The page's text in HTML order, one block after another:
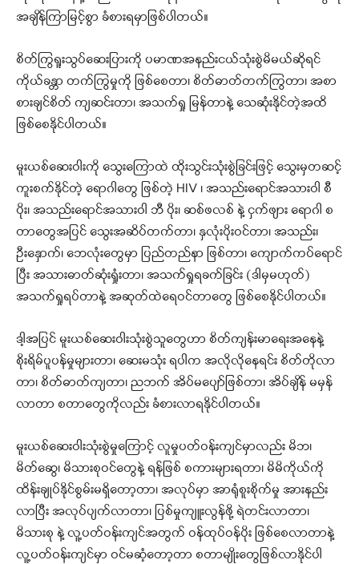
အချိန်ကြာမြင့်စွာ ခံစားရမှာဖြစ်ပါတယ်။
စိတ်ကြွရူးသွပ်ဆေးပြားကို ပမာဏအနည်းငယ်သုံးစွဲမိမယ်ဆိုရင်
ကိုယ်ခန္တာ တက်ကြွမှုကို ဖြစ်စေတာ၊ စိတ်ဓာတ်တက်ကြွတာ၊ အစာ
စားချင်စိတ် ကျဆင်းတာ၊ အသက်ရှု မြန်တာနဲ့ သေဆုံးနိုင်တဲ့အထိ
ဖြစ်စေနိုင်ပါတယ်။
မူးယစ်ဆေးဝါးကို သွေးကြောထဲ ထိုးသွင်းသုံးစွဲခြင်းဖြင့် သွေးမှတဆင့်
ကူးစက်နိုင်တဲ့ ရောဂါတွေ ဖြစ်တဲ့ HIV ၊ အသည်းရောင်အသားဝါ စီ
ပိုး၊ အသည်းရောင်အသားဝါ ဘီ ပိုး၊ ဆစ်ဖလစ် နဲ့ ငှက်ဖျား ရောဂါ စ
တာတွေအပြင် သွေးအဆိပ်တက်တာ၊ နှလုံးပိုးဝင်တာ၊ အသည်း၊
ဦးနှောက်၊ ဘေလုံးတွေမှာ ပြည်တည်နာ ဖြစ်တာ၊ ကျောက်ကပ်ရောင်
ပြီး အသားဓာတ်ဆုံးရှုံးတာ၊ အသက်ရှုရခက်ခြင်း (ဒါမှမဟုတ်)
အသက်ရှုရပ်တာနဲ့ အဆုတ်ထဲရေဝင်တာတွေ ဖြစ်စေနိုင်ပါတယ်။
ဒါ့အပြင် မူးယစ်ဆေးဝါးသုံးစွဲသူတွေဟာ စိတ်ကျန်းမာရေးအနေနဲ့
စိုးရိမ်ပူပန်မှုများတာ၊ ဆေးမသုံး ရပါက အလိုလိုနေရင်း စိတ်တိုလာ
တာ၊ စိတ်ဓာတ်ကျတာ၊ ညဘက် အိပ်မပျော်ဖြစ်တာ၊ အိပ်ချိန် မမှန်
လာတာ စတာတွေကိုလည်း ခံစားလာရနိုင်ပါတယ်။
မူးယစ်ဆေးဝါးသုံးစွဲမှုကြောင့် လူမှုပတ်ဝန်းကျင်မှာလည်း မိဘ၊
မိတ်ဆွေ၊ မိသားစုဝင်တွေနဲ့ ရန်ဖြစ် စကားများရတာ၊ မိမိကိုယ်ကို
ထိန်းချုပ်နိုင်စွမ်းမရှိတော့တာ၊ အလုပ်မှာ အာရုံစူးစိုက်မှု အားနည်း
လာပြီး အလုပ်ပျက်လာတာ၊ ပြစ်မှုကျူးလွန်ဖို့ ရဲတင်းလာတာ၊
မိသားစု နဲ့ လူ့ပတ်ဝန်းကျင်အတွက် ဝန်ထုပ်ဝန်ပိုး ဖြစ်စေလာတာနဲ့
လူ့ပတ်ဝန်းကျင်မှာ ဝင်မဆံ့တော့တာ စတာမျိုးတွေဖြစ်လာနိုင်ပါ